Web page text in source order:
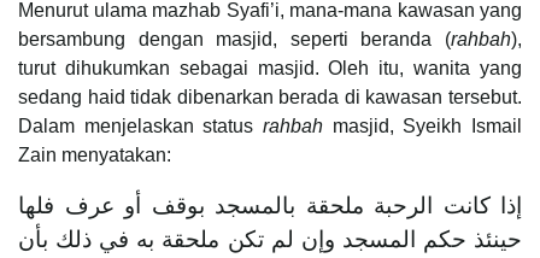
Menurut ulama mazhab Syafi’i, mana-mana kawasan yang
bersambung dengan masjid, seperti beranda (rahbah),
turut dihukumkan sebagai masjid. Oleh itu, wanita yang
sedang haid tidak dibenarkan berada di kawasan tersebut.
Dalam menjelaskan status rahbah masjid, Syeikh Ismail
Zain menyatakan:
إذا كانت الرحبة ملحقة بالمسجد بوقف أو عرف فلها
حينئذ حكم المسجد وإن لم تكن ملحقة به في ذلك بأن